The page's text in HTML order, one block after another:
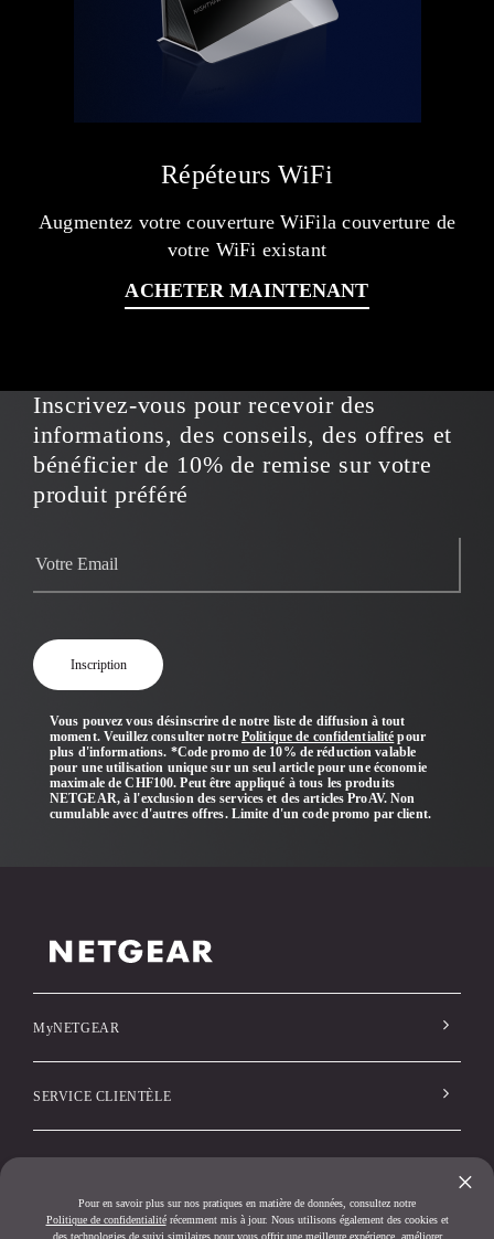
Répéteurs WiFi
Augmentez votre couverture WiFila couverture de
votre WiFi existant
ACHETER MAINTENANT
Inscrivez-vous pour recevoir des
informations, des conseils, des offres et
bénéficier de 10% de remise sur votre
produit préféré
Vous pouvez vous désinscrire de notre liste de diffusion à tout
moment. Veuillez consulter notre Politique de confidentialité pour
plus d'informations. *Code promo de 10% de réduction valable
pour une utilisation unique sur un seul article pour une économie
maximale de CHF100. Peut être appliqué à tous les produits
NETGEAR, à l'exclusion des services et des articles ProAV. Non
cumulable avec d'autres offres. Limite d'un code promo par client.
MyNETGEAR
SERVICE CLIENTÈLE
×
Pour en savoir plus sur nos pratiques en matière de données, consultez notre
Politique de confidentialitérécemment mis à jour. Nous utilisons également des cookies et
des technologies de suivi similaires pour vous offrir une meilleure expérience, améliorer